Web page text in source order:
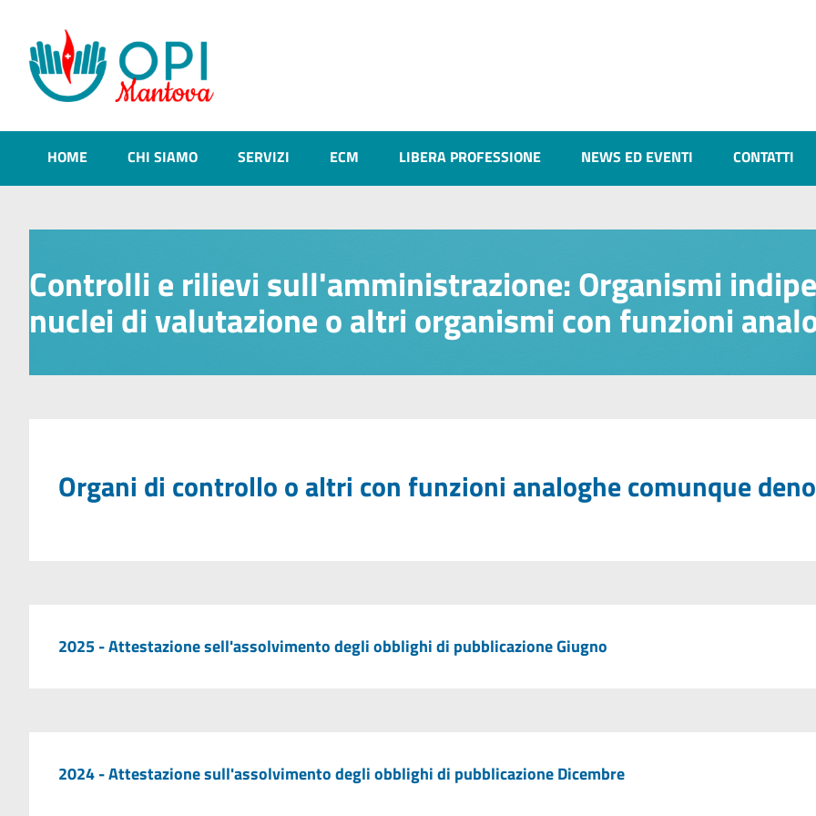
HOME CHI SIAMO SERVIZI ECM LIBERA PROFESSIONE NEWS ED EVENTI CONTATTI
Controlli e rilievi sull'amministrazione: Organismi
nuclei di valutazione o altri organismi con funzioni
Organi di controllo o altri con funzioni analoghe comunque
2025 - Attestazione sell'assolvimento degli obblighi di pubblicazione Giugno
2024 - Attestazione sull'assolvimento degli obblighi di pubblicazione Dicembre